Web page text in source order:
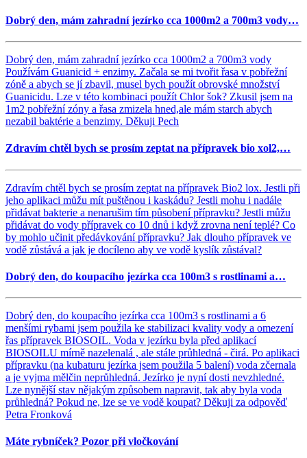
Dobrý den, mám zahradní jezírko cca 1000m2 a 700m3 vody…
Dobrý den, mám zahradní jezírko cca 1000m2 a 700m3 vody
Používám Guanicid + enzimy. Začala se mi tvořit řasa v pobřežní
zóně a abych se jí zbavil, musel bych použít obrovské množství
Guanicidu. Lze v této kombinaci použít Chlor šok? Zkusil jsem na
1m2 pobřežní zóny a řasa zmizela hned,ale mám starch abych
nezabil baktérie a benzimy. Děkuji Pech
Zdravím chtěl bych se prosím zeptat na přípravek bio xol2,…
Zdravím chtěl bych se prosím zeptat na přípravek Bio2 lox. Jestli při
jeho aplikaci můžu mít puštěnou i kaskádu? Jestli mohu i nadále
přidávat bakterie a nenarušim tím působení přípravku? Jestli můžu
přidávat do vody přípravek co 10 dnů i když zrovna není teplé? Co
by mohlo učinit předávkování přípravku? Jak dlouho přípravek ve
vodě zůstává a jak je docíleno aby ve vodě kyslík zůstával?
Dobrý den, do koupacího jezírka cca 100m3 s rostlinami a…
Dobrý den, do koupacího jezírka cca 100m3 s rostlinami a 6
menšími rybami jsem použila ke stabilizaci kvality vody a omezení
řas přípravek BIOSOIL. Voda v jezírku byla před aplikací
BIOSOILU mírně nazelenalá , ale stále průhledná - čirá. Po aplikaci
přípravku (na kubaturu jezírka jsem použila 5 balení) voda zčernala
a je vyjma mělčin neprůhledná. Jezírko je nyní dosti nevzhledné.
Lze nynější stav nějakým způsobem napravit, tak aby byla voda
průhledná? Pokud ne, lze se ve vodě koupat? Děkuji za odpověď
Petra Fronková
Máte rybníček? Pozor při vločkování